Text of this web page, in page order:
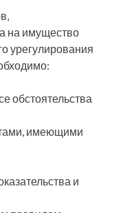
на имущество
урегулирования
обстоятельства
имеющими
и